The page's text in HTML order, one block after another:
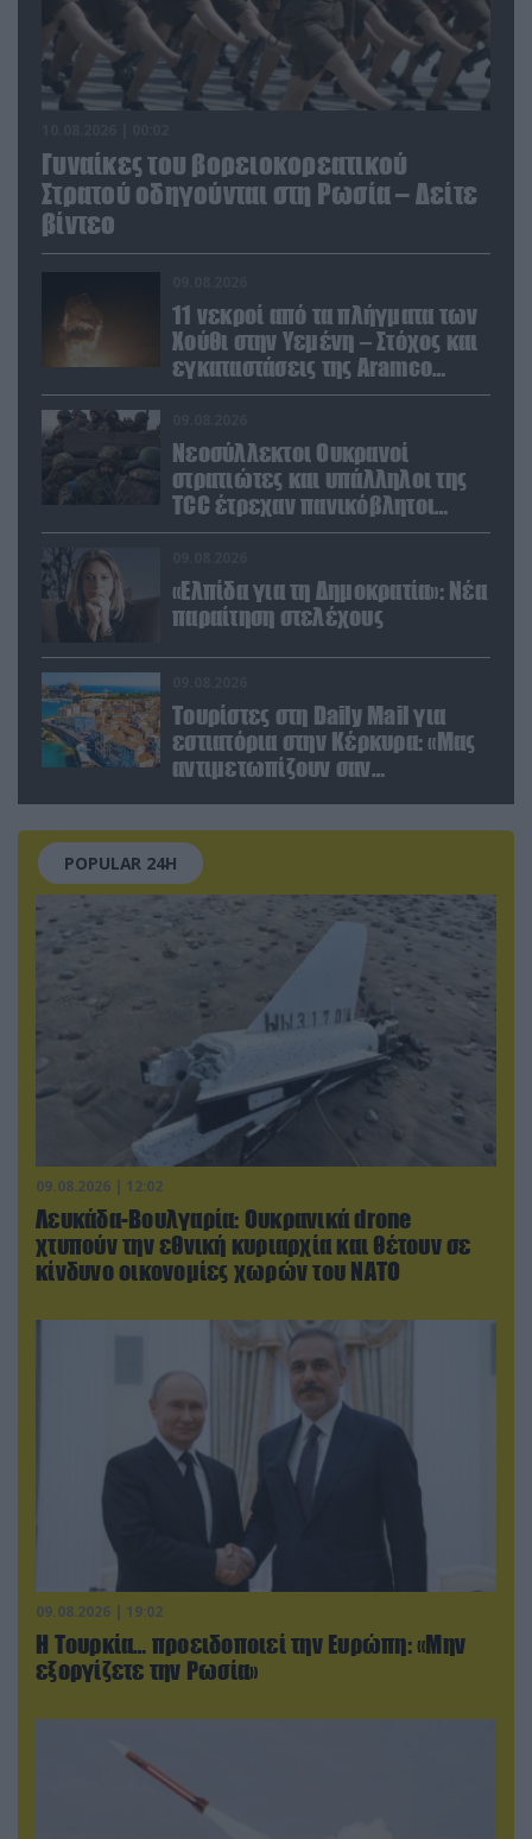
Γυναίκες του βορειοκορεατικού
Στρατού οδηγούνται στη Ρωσία – Δείτε
βίντεο
11 νεκροί από τα πλήγματα των
Χούθι στην Υεμένη – Στόχος και
εγκαταστάσεις της Aramco
(βίντεο)
Νεοσύλλεκτοι Ουκρανοί
στρατιώτες και υπάλληλοι της
TCC έτρεχαν πανικόβλητοι
αλλά… εξοντώθηκαν – Δείτε
«Ελπίδα για τη Δημοκρατία»: Νέα
παραίτηση στελέχους
Τουρίστες στη Daily Mail για
εστιατόρια στην Κέρκυρα: «Μας
αντιμετωπίζουν σαν
POPULAR 24H
09.08.2026 | 12:02
Λευκάδα-Βουλγαρία: Ουκρανικά drone
χτυπούν την εθνική κυριαρχία και θέτουν σε
κίνδυνο οικονομίες χωρών του ΝΑΤΟ
09.08.2026 | 19:02
Η Τουρκία… προειδοποιεί την Ευρώπη: «Μην
εξοργίζετε την Ρωσία»